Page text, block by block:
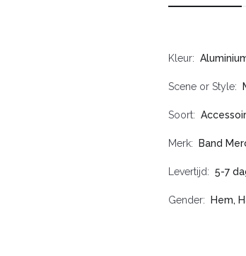
Kleur
Scene or Style
Soort
Merk Band
Levertijd 5-7
Gender Hem,